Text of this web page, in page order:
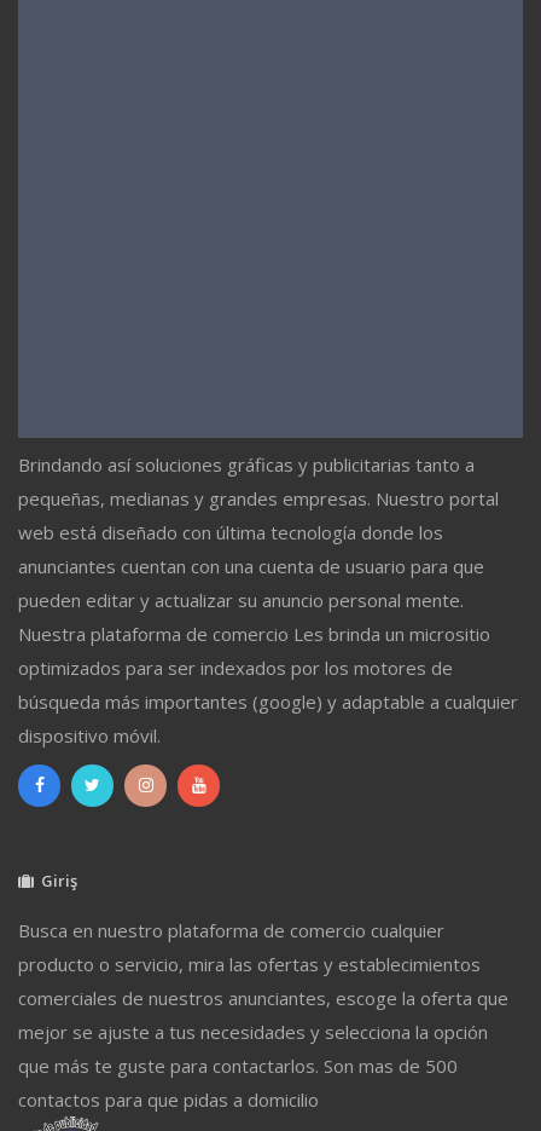
Brindando así soluciones gráficas y publicitarias tanto a
pequeñas, medianas y grandes empresas. Nuestro portal
web está diseñado con última tecnología donde los
anunciantes cuentan con una cuenta de usuario para que
pueden editar y actualizar su anuncio personal mente.
Nuestra plataforma de comercio Les brinda un micrositio
optimizados para ser indexados por los motores de
búsqueda más importantes (google) y adaptable a cualquier
dispositivo móvil.
Giriş
Busca en nuestro plataforma de comercio cualquier
producto o servicio, mira las ofertas y establecimientos
comerciales de nuestros anunciantes, escoge la oferta que
mejor se ajuste a tus necesidades y selecciona la opción
que más te guste para contactarlos. Son mas de 500
contactos para que pidas a domicilio